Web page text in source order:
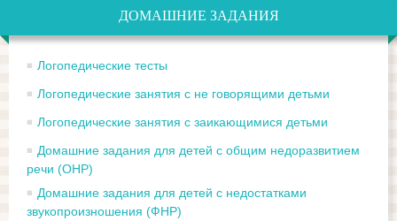
ДОМАШНИЕ ЗАДАНИЯ
Логопедические тесты
Логопедические занятия с не говорящими детьми
Логопедические занятия с заикающимися детьми
Домашние задания для детей с общим недоразвитием
речи (ОНР)
Домашние задания для детей с недостатками
звукопроизношения (ФНР)